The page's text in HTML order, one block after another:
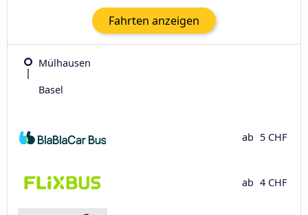
Fahrten anzeigen
Mülhausen
Basel
ab 5 CHF
ab 4 CHF